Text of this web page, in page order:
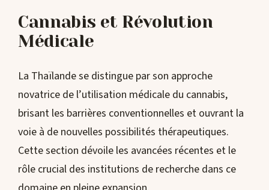
Cannabis et Révolution
Médicale
La Thaïlande se distingue par son approche
novatrice de l’utilisation médicale du cannabis,
brisant les barrières conventionnelles et ouvrant la
voie à de nouvelles possibilités thérapeutiques.
Cette section dévoile les avancées récentes et le
rôle crucial des institutions de recherche dans ce